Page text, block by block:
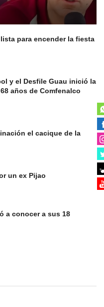
para encender la fiesta
y el Desfile Guau inició la
años de Comfenalco
el cacique de la
un ex Pijao
a conocer a sus 18